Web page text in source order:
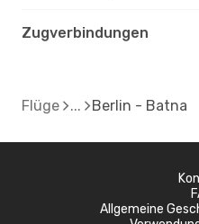
Zugverbindungen
Flüge Berlin - Batna
Allgemeine